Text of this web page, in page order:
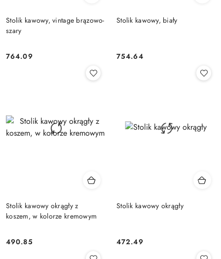
Stolik kawowy, vintage brązowo-
szary
Cena:
764.09
Stolik kawowy, biały
Cena:
754.64
Stolik kawowy okrągły z
koszem, w kolorze kremowym
Cena:
490.85
Stolik kawowy okrągły
Cena:
472.49